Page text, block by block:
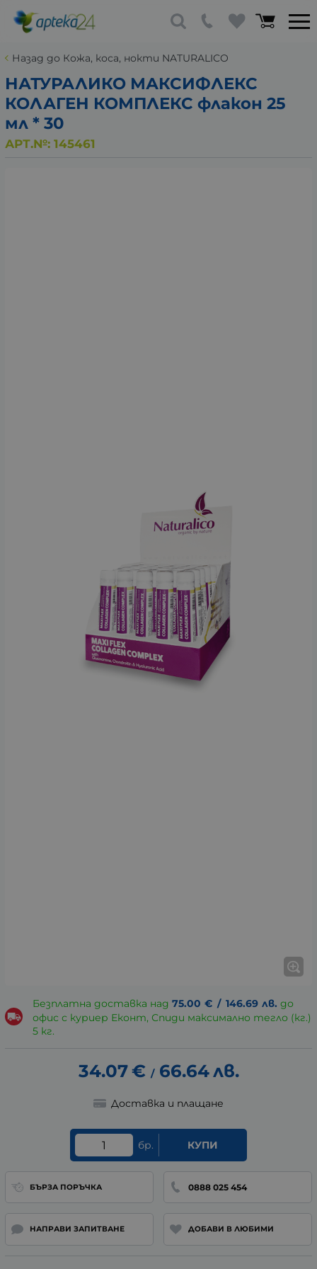
Назад до Кожа, коса, нокти NATURALICO
НАТУРАЛИКО МАКСИФЛЕКС
КОЛАГЕН КОМПЛЕКС флакон 25
мл * 30
АРТ.№: 145461
Безплатна доставка над 75.00 € / 146.69 лв. до
офис с куриер Еконт, Спиди максимално тегло (кг.)
5 кг.
34.07€ / 66.64лв.
Доставка и плащане
бр. КУПИ
БЪРЗА ПОРЪЧКА 0888 025 454
НАПРАВИ ЗАПИТВАНЕ ДОБАВИ В ЛЮБИМИ